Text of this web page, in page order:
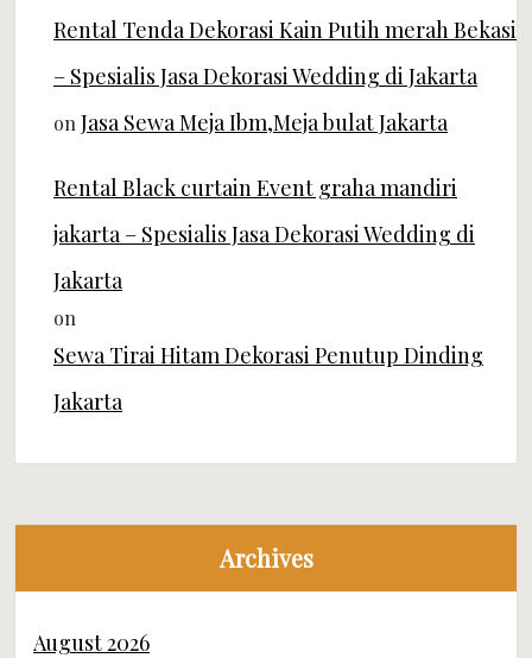
Rental Tenda Dekorasi Kain Putih merah Bekasi
– Spesialis Jasa Dekorasi Wedding di Jakarta
on Jasa Sewa Meja Ibm,Meja bulat Jakarta
Rental Black curtain Event graha mandiri
jakarta – Spesialis Jasa Dekorasi Wedding di
Jakarta
on
Sewa Tirai Hitam Dekorasi Penutup Dinding
Jakarta
Archives
August 2026